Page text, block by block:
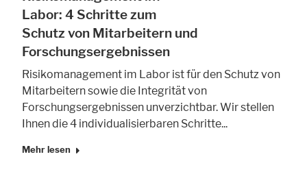
Labor: 4 Schritte zum
Schutz von Mitarbeitern und
Forschungsergebnissen
Risikomanagement im Labor ist für den Schutz von
Mitarbeitern sowie die Integrität von
Forschungsergebnissen unverzichtbar. Wir stellen
Ihnen die 4 individualisierbaren Schritte...
Mehr lesen